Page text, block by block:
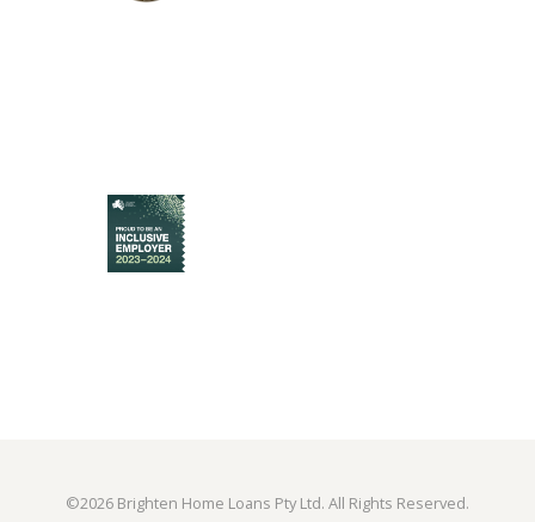
©2026 Brighten Home Loans Pty Ltd. All Rights Reserved.